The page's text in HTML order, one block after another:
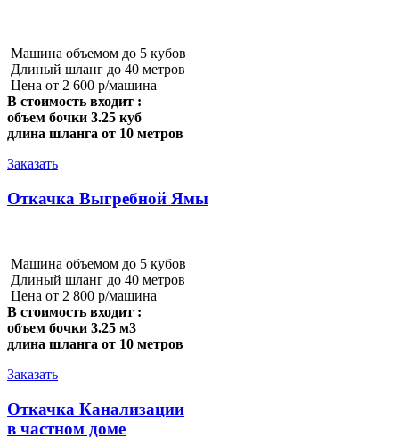
Машина объемом до 5 кубов
Длиный шланг до 40 метров
Цена от 2 600 р/машина
В стоимость входит :
объем бочки 3.25 куб
длина шланга от 10 метров
Заказать
Откачка Выгребной Ямы
Машина объемом до 5 кубов
Длиный шланг до 40 метров
Цена от 2 800 р/машина
В стоимость входит :
объем бочки 3.25 м3
длина шланга от 10 метров
Заказать
Откачка Канализации
в частном доме